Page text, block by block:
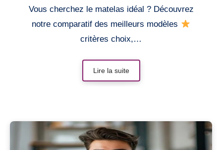
Vous cherchez le matelas idéal ? Découvrez
notre comparatif des meilleurs modèles
critères choix,…
Lire la suite